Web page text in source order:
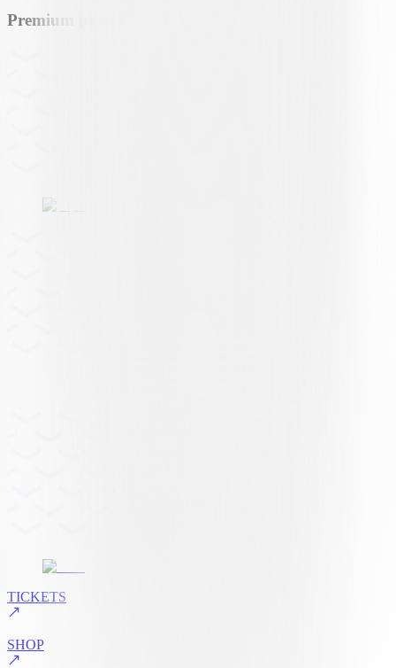
Premium partner
TICKETS
SHOP